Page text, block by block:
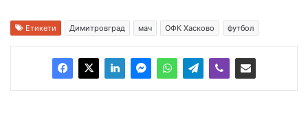
Етикети Димитровград мач ОФК Хасково футбол